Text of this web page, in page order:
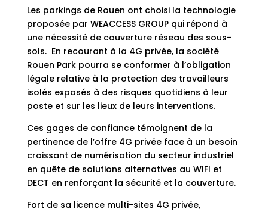
Les parkings de Rouen ont choisi la technologie
proposée par WEACCESS GROUP qui répond à
une nécessité de couverture réseau des sous-
sols. En recourant à la 4G privée, la société
Rouen Park pourra se conformer à l’obligation
légale relative à la protection des travailleurs
isolés exposés à des risques quotidiens à leur
poste et sur les lieux de leurs interventions.
Ces gages de confiance témoignent de la
pertinence de l’offre 4G privée face à un besoin
croissant de numérisation du secteur industriel
en quête de solutions alternatives au WIFI et
DECT en renforçant la sécurité et la couverture.
Fort de sa licence multi-sites 4G privée,